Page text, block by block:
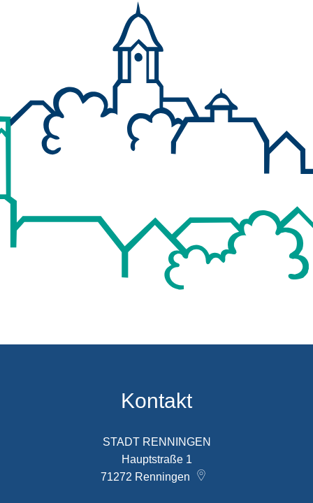
Kontakt
STADT RENNINGEN
Hauptstraße 1
71272 Renningen